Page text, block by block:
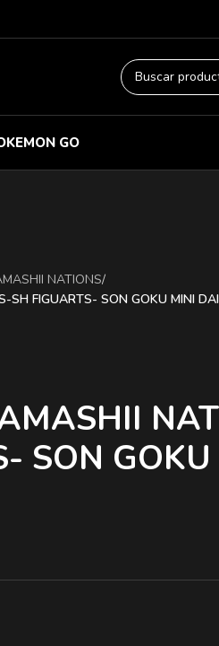
GO
NATIONS/
SH FIGUARTS- SON GOKU MINI
SON